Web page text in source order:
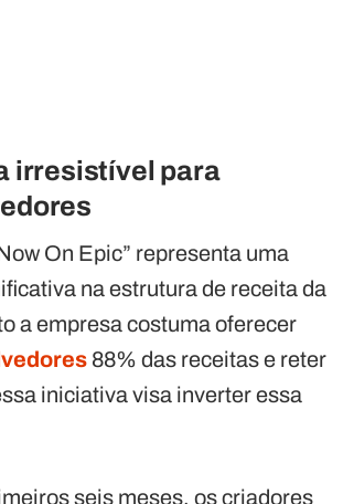
irresistível para
On Epic” representa uma
na estrutura de receita da
a empresa costuma oferecer
88% das receitas e reter
iniciativa visa inverter essa
seis meses, os criadores